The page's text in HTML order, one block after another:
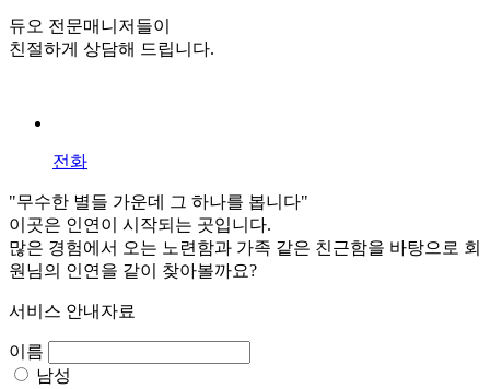
듀오 전문매니저들이
친절하게 상담해 드립니다.
전화
"무수한 별들 가운데 그 하나를 봅니다"
이곳은 인연이 시작되는 곳입니다.
많은 경험에서 오는 노련함과 가족 같은 친근함을 바탕으로 회
원님의 인연을 같이 찾아볼까요?
서비스 안내자료
이름
남성